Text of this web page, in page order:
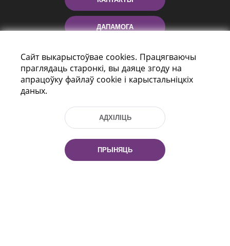
ДАПАМОГА
праспект Незалежнасці 116
г. Мiнск, Рэспубліка Беларусь, 220114
Тэл.: (+375 17) 368 37 37, Факс: (+375 17)
Сайт выкарыстоўвае cookies. Працягваючы
праглядаць старонкі, вы даяце згоду на
апрацоўку файлаў cookie і карыстальніцкіх
даных.
АДХІЛІЦЬ
ПРЫНЯЦЬ